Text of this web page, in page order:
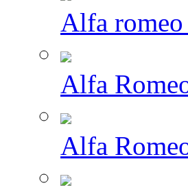
Alfa
Alfa
Alfa